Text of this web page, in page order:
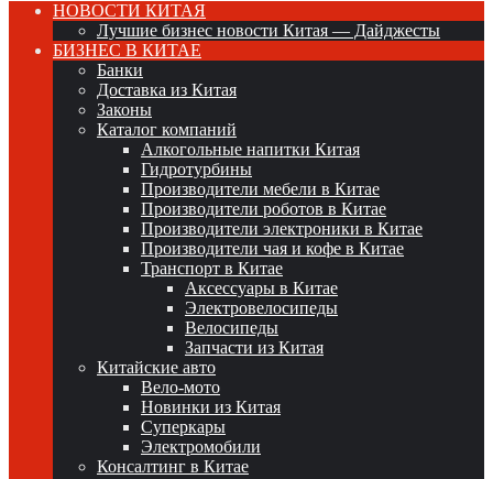
НОВОСТИ КИТАЯ
Лучшие бизнес новости Китая — Дайджесты
БИЗНЕС В КИТАЕ
Банки
Доставка из Китая
Законы
Каталог компаний
Алкогольные напитки Китая
Гидротурбины
Производители мебели в Китае
Производители роботов в Китае
Производители электроники в Китае
Производители чая и кофе в Китае
Транспорт в Китае
Аксессуары в Китае
Электровелосипеды
Велосипеды
Запчасти из Китая
Китайские авто
Вело-мото
Новинки из Китая
Суперкары
Электромобили
Консалтинг в Китае